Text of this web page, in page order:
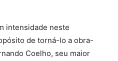
intensidade neste
de torná-lo a obra-
Coelho, seu maior